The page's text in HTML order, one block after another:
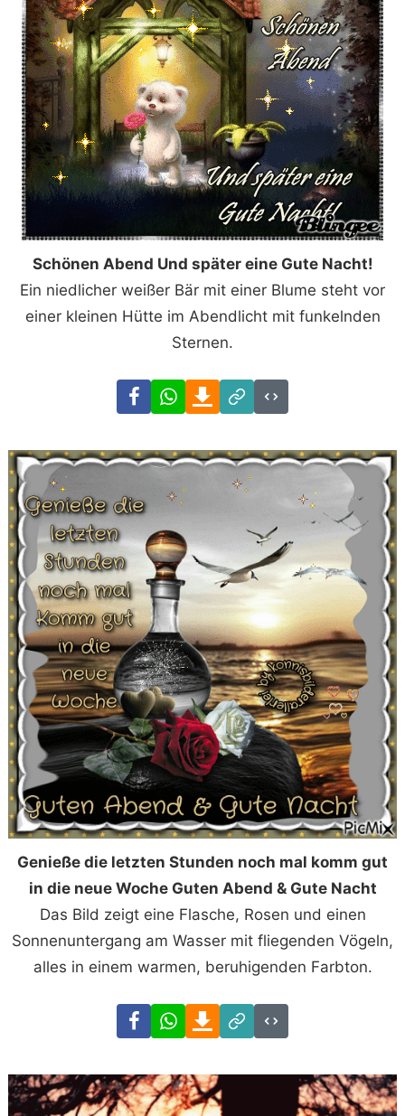
Schönen Abend Und später eine Gute Nacht!
Ein niedlicher weißer Bär mit einer Blume steht vor
einer kleinen Hütte im Abendlicht mit funkelnden
Sternen.
FacebookWhatsAppDownload
Link
Code
Genieße die letzten Stunden noch mal komm gut
in die neue Woche Guten Abend & Gute Nacht
Das Bild zeigt eine Flasche, Rosen und einen
Sonnenuntergang am Wasser mit fliegenden Vögeln,
alles in einem warmen, beruhigenden Farbton.
FacebookWhatsAppDownload
Link
Code